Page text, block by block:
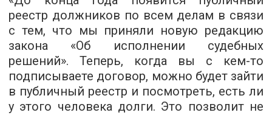
реестр должников по всем делам в связи
с тем, что мы приняли новую редакцию
закона «Об исполнении судебных
решений». Теперь, когда вы с кем-то
подписываете договор, можно будет зайти
в публичный реестр и посмотреть, есть ли
у этого человека долги. Это позволит не